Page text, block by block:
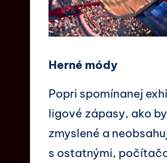
Herné módy
Popri spomínanej
ligové zápasy, ako
zmyslené a
s ostatnými,